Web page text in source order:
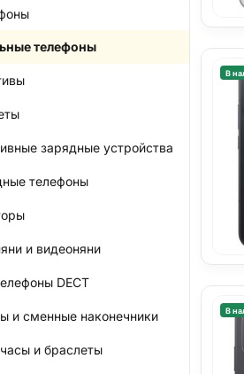
телефоны
зарядные устройства
телефоны
и видеоняни
DECT
и сменные наконечники
и браслеты
В
В